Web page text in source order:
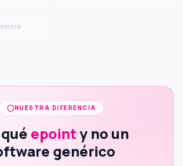
NUESTRA DIFERENCIA
epointy no un
genérico